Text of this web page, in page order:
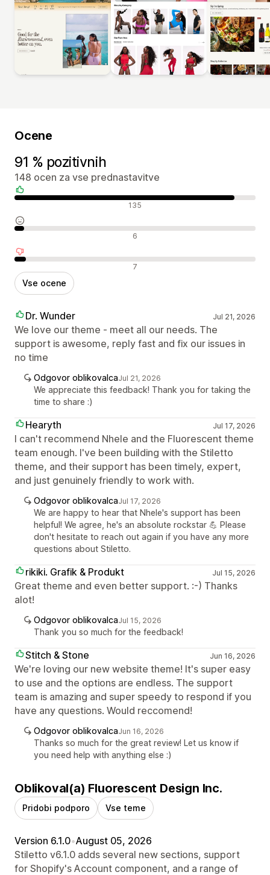
Ocene
91 % pozitivnih
148 ocen za vse prednastavitve
Pozitivne ocene 135
Nevtralne ocene 6
Negativne ocene 7
Vse ocene
Dr. Wunder Jul 21, 2026
We love our theme - meet all our needs. The
support is awesome, reply fast and fix our issues in
no time
Odgovor oblikovalcaJul 21, 2026
We appreciate this feedback! Thank you for taking the
time to share :)
Hearyth Jul 17, 2026
I can't recommend Nhele and the Fluorescent theme
team enough. I've been building with the Stiletto
theme, and their support has been timely, expert,
and just genuinely friendly to work with.
Odgovor oblikovalcaJul 17, 2026
We are happy to hear that Nhele's support has been
helpful! We agree, he's an absolute rockstar 💪 Please
don't hesitate to reach out again if you have any more
questions about Stiletto.
rikiki. Grafik & Produkt Jul 15, 2026
Great theme and even better support. :-) Thanks
alot!
Odgovor oblikovalcaJul 15, 2026
Thank you so much for the feedback!
Stitch & Stone Jun 16, 2026
We're loving our new website theme! It's super easy
to use and the options are endless. The support
team is amazing and super speedy to respond if you
have any questions. Would reccomend!
Odgovor oblikovalcaJun 16, 2026
Thanks so much for the great review! Let us know if
you need help with anything else :)
Oblikoval(a) Fluorescent Design Inc.
Pridobi podporo Vse teme
Version 6.1.0•August 05, 2026
Stiletto v6.1.0 adds several new sections, support
for Shopify's Account component, and a range of